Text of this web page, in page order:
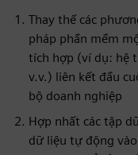
Thay thế các
pháp phần mềm
tích hợp (ví dụ: hệ
v.v.) liên kết đầu
bộ doanh nghiệp
Hợp nhất các tập
dữ liệu tự động